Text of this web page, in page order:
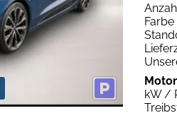
Farbe
kW /